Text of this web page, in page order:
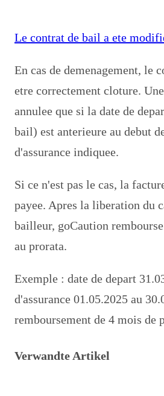
Le contrat de bail a ete
En cas de demenagement, le
etre correctement cloture.
annulee que si la date de
bail) est anterieure au debut
d'assurance indiquee.
Si ce n'est pas le cas, la
payee. Apres la liberation du
bailleur, goCaution
au prorata.
Exemple : date de depart
d'assurance 01.05.2025 au
remboursement de 4 mois de
Verwandte Artikel